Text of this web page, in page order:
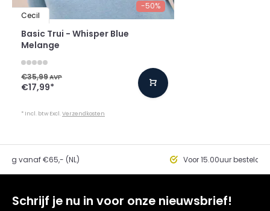
-50%
Cecil
Basic Trui - Whisper Blue
Melange
€35,99AVP
€17,99*
* Incl. btw Excl.Verzendkosten
vanaf €65,- (NL) Voor 15.00uur besteld,
Schrijf je nu in voor onze nieuwsbrief!